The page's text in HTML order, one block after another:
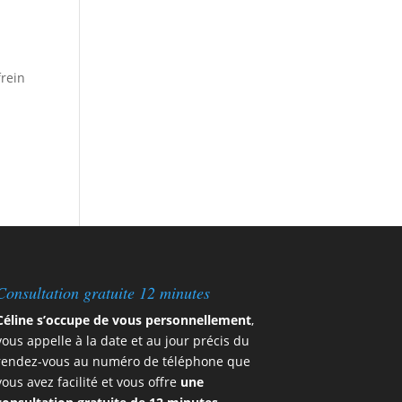
gratuite 12 minutes
s’occupe de vous personnellement,
appelle à la date et au jour précis du
vous au numéro de téléphone que
avez facilité et vous offre une